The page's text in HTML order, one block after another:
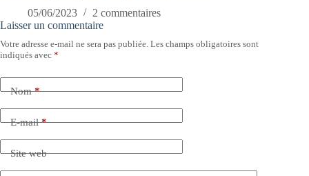
05/06/2023
2 commentaires
Laisser un commentaire
Votre adresse e-mail ne sera pas publiée. Les champs obligatoires sont
indiqués avec *
Nom*
E-mail*
Site web